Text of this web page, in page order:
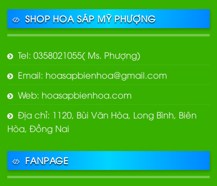
SHOP HOA SÁP MỸ PHƯỢNG
Tel: 0358021055( Ms. Phượng)
Email: hoasapbienhoa@gmail.com
Web: hoasapbienhoa.com
Địa chỉ: 1120, Bùi Văn Hòa, Long Bình, Biên
Hòa, Đồng Nai
FANPAGE